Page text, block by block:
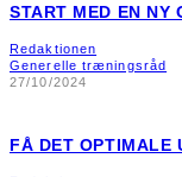
START MED EN NY
Redaktionen
Generelle træningsråd
27/10/2024
FÅ DET OPTIMALE